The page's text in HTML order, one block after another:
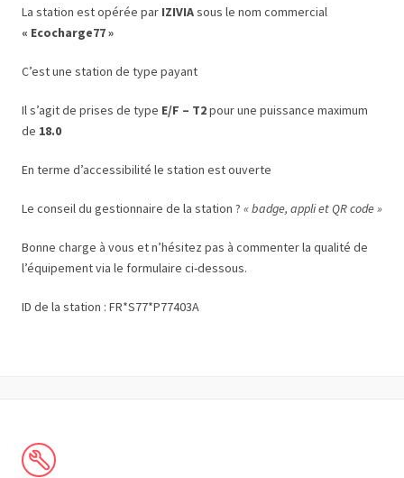
La station est opérée par IZIVIAsous le nom commercial
« Ecocharge77 »
C’est une station de type payant
Il s’agit de prises de type E/F – T2pour une puissance maximum
de 18.0
En terme d’accessibilité le station est ouverte
Le conseil du gestionnaire de la station ? « badge, appli et QR code »
Bonne charge à vous et n’hésitez pas à commenter la qualité de
l’équipement via le formulaire ci-dessous.
ID de la station : FR*S77*P77403A